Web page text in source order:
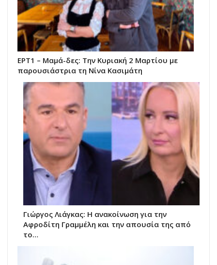
ΕΡΤ1 – Μαμά-δες: Την Κυριακή 2 Μαρτίου με
παρουσιάστρια τη Νίνα Κασιμάτη
Γιώργος Λιάγκας: Η ανακοίνωση για την
Αφροδίτη Γραμμέλη και την απουσία της από
το…